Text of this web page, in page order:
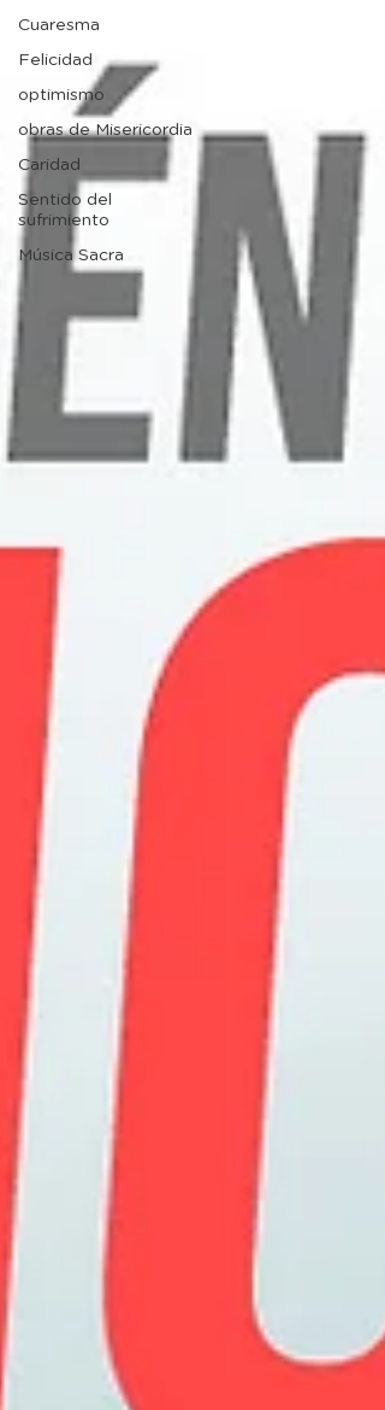
Cuaresma
Felicidad
optimismo
obras de Misericordia
Caridad
Sentido del
sufrimiento
Música Sacra